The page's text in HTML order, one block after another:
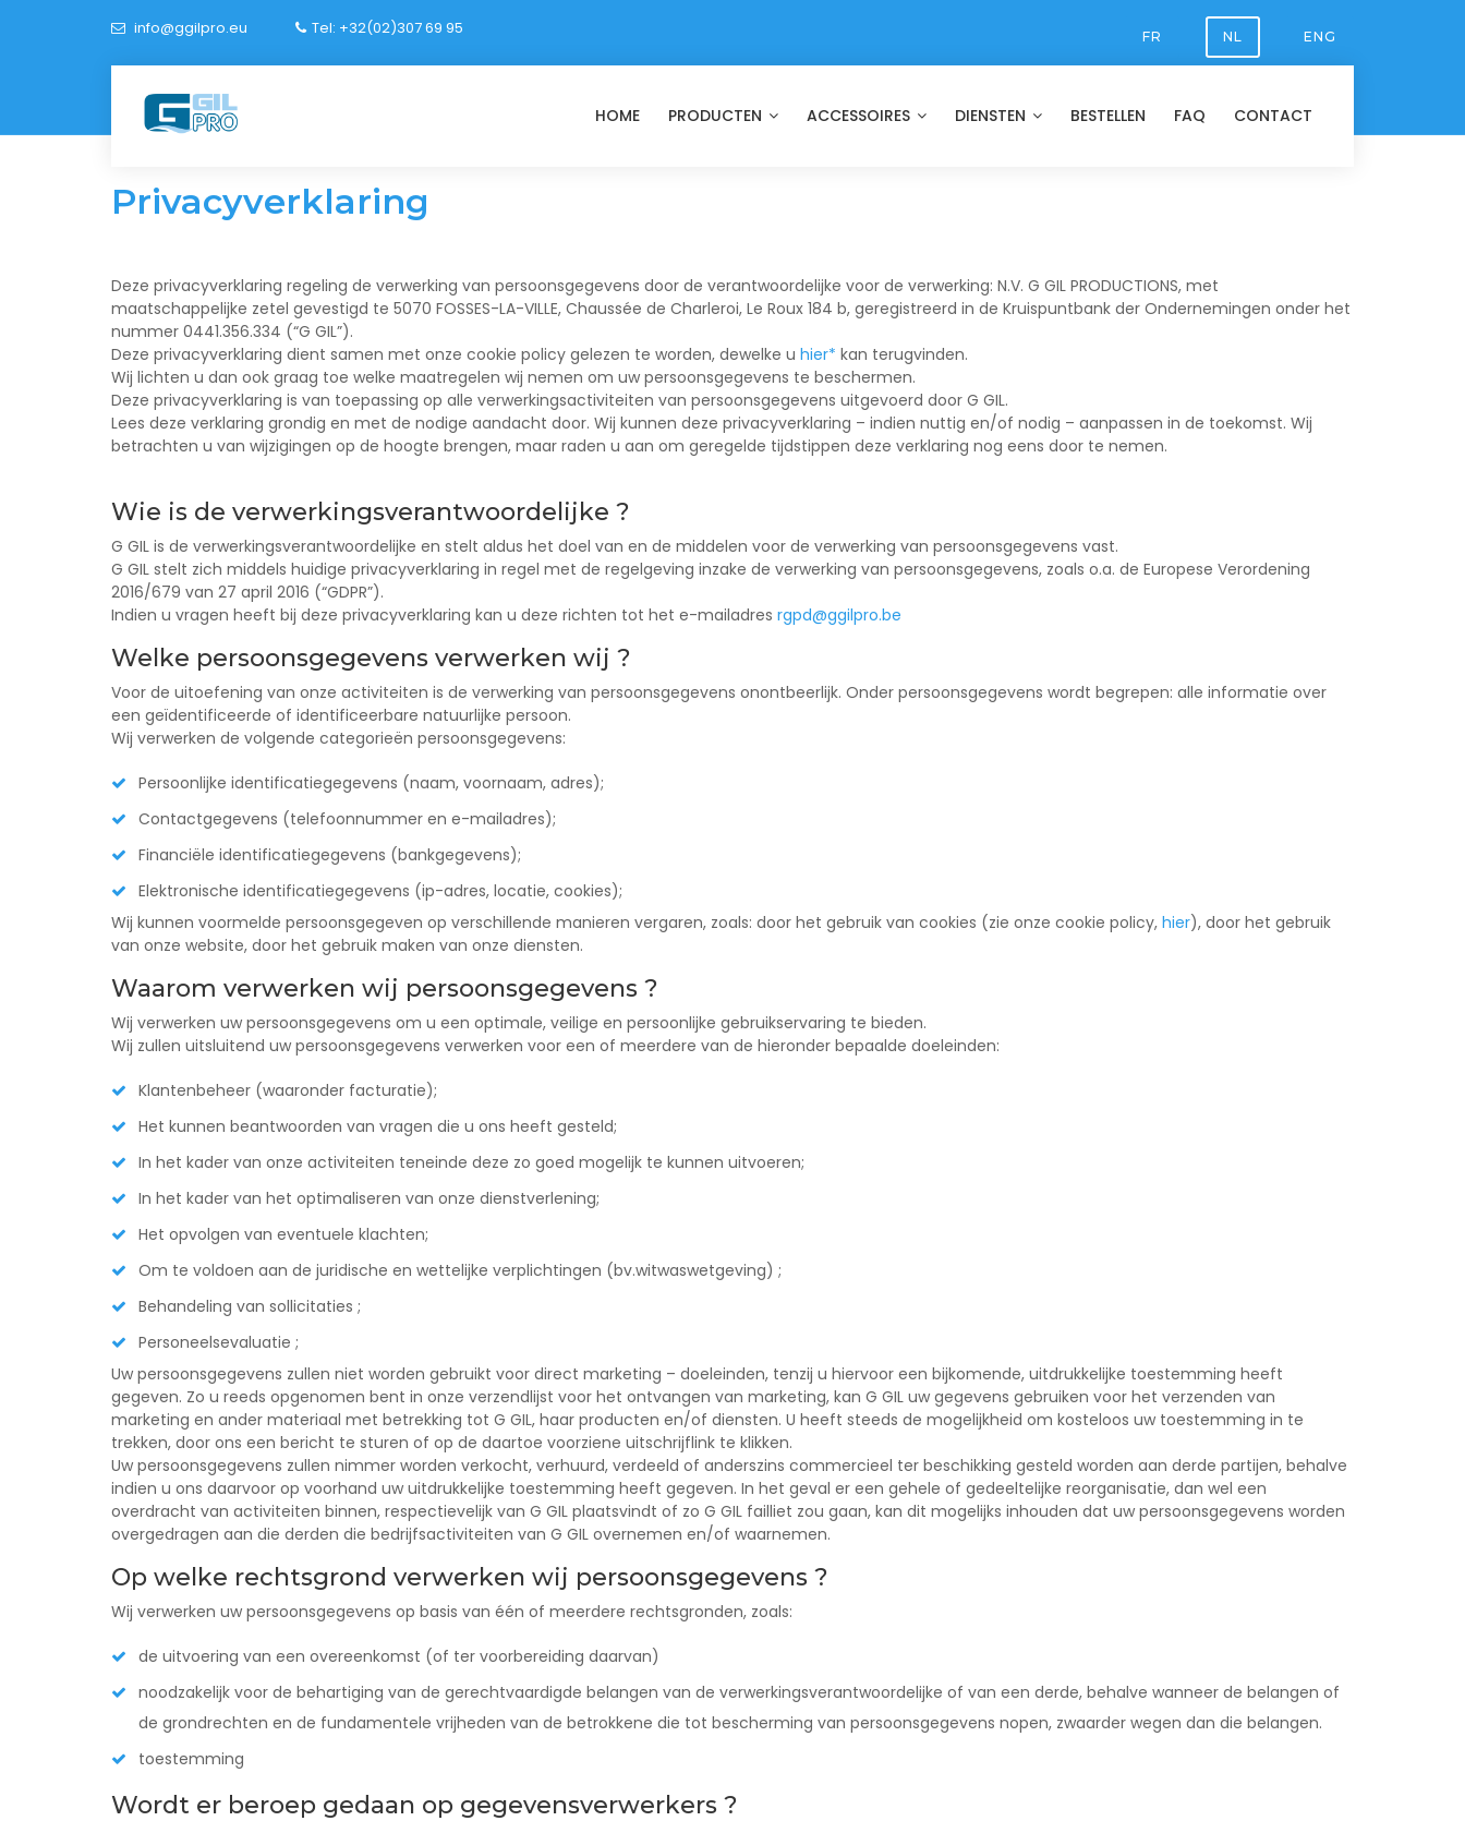
info@ggilpro.eu Tel: +32(02)307 69 95 FR NL ENG
HOME PRODUCTEN ACCESSOIRES DIENSTEN BESTELLEN FAQ CONTACT
Privacyverklaring
Deze privacyverklaring regeling de verwerking van persoonsgegevens door de verantwoordelijke voor de verwerking: N.V. G GIL PRODUCTIONS, met
maatschappelijke zetel gevestigd te 5070 FOSSES-LA-VILLE, Chaussée de Charleroi, Le Roux 184 b, geregistreerd in de Kruispuntbank der Ondernemingen onder het
nummer 0441.356.334 (“G GIL”).
Deze privacyverklaring dient samen met onze cookie policy gelezen te worden, dewelke u hier* kan terugvinden.
Wij lichten u dan ook graag toe welke maatregelen wij nemen om uw persoonsgegevens te beschermen.
Deze privacyverklaring is van toepassing op alle verwerkingsactiviteiten van persoonsgegevens uitgevoerd door G GIL.
Lees deze verklaring grondig en met de nodige aandacht door. Wij kunnen deze privacyverklaring – indien nuttig en/of nodig – aanpassen in de toekomst. Wij
betrachten u van wijzigingen op de hoogte brengen, maar raden u aan om geregelde tijdstippen deze verklaring nog eens door te nemen.
Wie is de verwerkingsverantwoordelijke ?
G GIL is de verwerkingsverantwoordelijke en stelt aldus het doel van en de middelen voor de verwerking van persoonsgegevens vast.
G GIL stelt zich middels huidige privacyverklaring in regel met de regelgeving inzake de verwerking van persoonsgegevens, zoals o.a. de Europese Verordening
2016/679 van 27 april 2016 (“GDPR”).
Indien u vragen heeft bij deze privacyverklaring kan u deze richten tot het e-mailadres rgpd@ggilpro.be
Welke persoonsgegevens verwerken wij ?
Voor de uitoefening van onze activiteiten is de verwerking van persoonsgegevens onontbeerlijk. Onder persoonsgegevens wordt begrepen: alle informatie over
een geïdentificeerde of identificeerbare natuurlijke persoon.
Wij verwerken de volgende categorieën persoonsgegevens:
Persoonlijke identificatiegegevens (naam, voornaam, adres);
Contactgegevens (telefoonnummer en e-mailadres);
Financiële identificatiegegevens (bankgegevens);
Elektronische identificatiegegevens (ip-adres, locatie, cookies);
Wij kunnen voormelde persoonsgegeven op verschillende manieren vergaren, zoals: door het gebruik van cookies (zie onze cookie policy, hier), door het gebruik
van onze website, door het gebruik maken van onze diensten.
Waarom verwerken wij persoonsgegevens ?
Wij verwerken uw persoonsgegevens om u een optimale, veilige en persoonlijke gebruikservaring te bieden.
Wij zullen uitsluitend uw persoonsgegevens verwerken voor een of meerdere van de hieronder bepaalde doeleinden:
Klantenbeheer (waaronder facturatie);
Het kunnen beantwoorden van vragen die u ons heeft gesteld;
In het kader van onze activiteiten teneinde deze zo goed mogelijk te kunnen uitvoeren;
In het kader van het optimaliseren van onze dienstverlening;
Het opvolgen van eventuele klachten;
Om te voldoen aan de juridische en wettelijke verplichtingen (bv.witwaswetgeving) ;
Behandeling van sollicitaties ;
Personeelsevaluatie ;
Uw persoonsgegevens zullen niet worden gebruikt voor direct marketing – doeleinden, tenzij u hiervoor een bijkomende, uitdrukkelijke toestemming heeft
gegeven. Zo u reeds opgenomen bent in onze verzendlijst voor het ontvangen van marketing, kan G GIL uw gegevens gebruiken voor het verzenden van
marketing en ander materiaal met betrekking tot G GIL, haar producten en/of diensten. U heeft steeds de mogelijkheid om kosteloos uw toestemming in te
trekken, door ons een bericht te sturen of op de daartoe voorziene uitschrijflink te klikken.
Uw persoonsgegevens zullen nimmer worden verkocht, verhuurd, verdeeld of anderszins commercieel ter beschikking gesteld worden aan derde partijen, behalve
indien u ons daarvoor op voorhand uw uitdrukkelijke toestemming heeft gegeven. In het geval er een gehele of gedeeltelijke reorganisatie, dan wel een
overdracht van activiteiten binnen, respectievelijk van G GIL plaatsvindt of zo G GIL failliet zou gaan, kan dit mogelijks inhouden dat uw persoonsgegevens worden
overgedragen aan die derden die bedrijfsactiviteiten van G GIL overnemen en/of waarnemen.
Op welke rechtsgrond verwerken wij persoonsgegevens ?
Wij verwerken uw persoonsgegevens op basis van één of meerdere rechtsgronden, zoals:
de uitvoering van een overeenkomst (of ter voorbereiding daarvan)
noodzakelijk voor de behartiging van de gerechtvaardigde belangen van de verwerkingsverantwoordelijke of van een derde, behalve wanneer de belangen of
de grondrechten en de fundamentele vrijheden van de betrokkene die tot bescherming van persoonsgegevens nopen, zwaarder wegen dan die belangen.
toestemming
Wordt er beroep gedaan op gegevensverwerkers ?